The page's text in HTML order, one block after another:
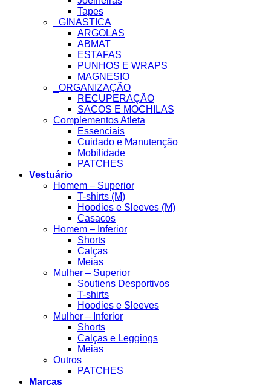
Tapes
_GINASTICA
ARGOLAS
ABMAT
ESTAFAS
PUNHOS E WRAPS
MAGNESIO
_ORGANIZAÇÃO
RECUPERAÇÃO
SACOS E MOCHILAS
Complementos Atleta
Essenciais
Cuidado e Manutenção
Mobilidade
PATCHES
Vestuário
Homem – Superior
T-shirts (M)
Hoodies e Sleeves (M)
Casacos
Homem – Inferior
Shorts
Calças
Meias
Mulher – Superior
Soutiens Desportivos
T-shirts
Hoodies e Sleeves
Mulher – Inferior
Shorts
Calças e Leggings
Meias
Outros
PATCHES
Marcas